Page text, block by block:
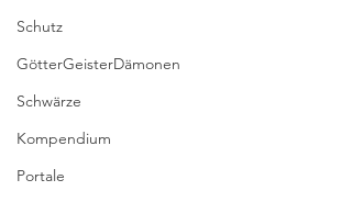
Schutz
GötterGeisterDämonen
Schwärze
Kompendium
Portale